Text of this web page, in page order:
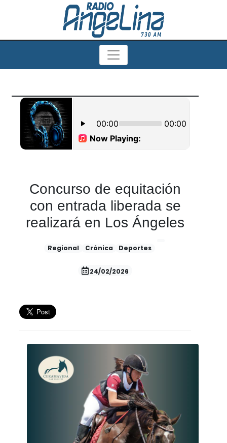
Concurso de equitación
con entrada liberada se
realizará en Los Ángeles
Regional Crónica Deportes
24/02/2026